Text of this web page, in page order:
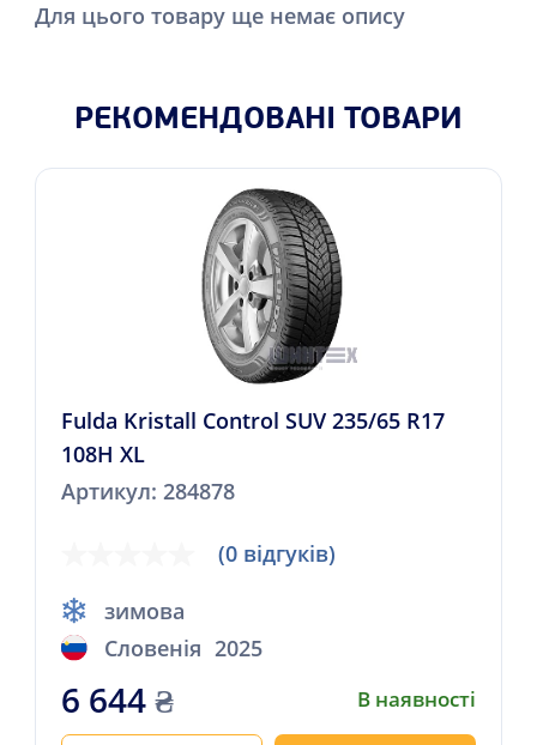
Для цього товару ще немає опису
РЕКОМЕНДОВАНІ ТОВАРИ
Fulda Kristall Control SUV 235/65 R17
108H XL
Артикул: 284878
(0 відгуків)
зимова
Словенія 2025
6 644₴ В наявності